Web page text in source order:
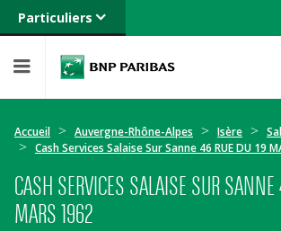
Particuliers
Banque privée
Entreprises
Accueil Auvergne-Rhône-Alpes Isère
Cash Services Salaise Sur Sanne 46 RUE DU 19
CASH SERVICES SALAISE SUR
MARS 1962